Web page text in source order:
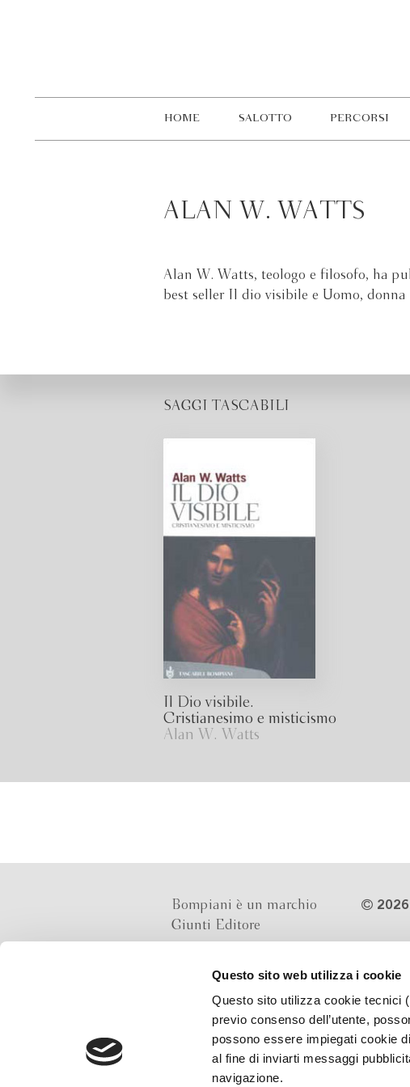
Questo sito web utilizza i cookie
Questo sito utilizza cookie tecnici
previo consenso dell’utente,
possono essere impiegati cookie
al fine di inviarti messaggi
navigazione.
HOME SALOTTO PERCORSI
ALAN W. WATTS
Alan W. Watts, teologo e filosofo, ha
best seller Il dio visibile e Uomo, donna
SAGGI TASCABILI
Il Dio visibile.
Cristianesimo e misticismo
Alan W. Watts
Bompiani è un marchio
Giunti Editore
Via Bolognese 165,
50139 Firenze